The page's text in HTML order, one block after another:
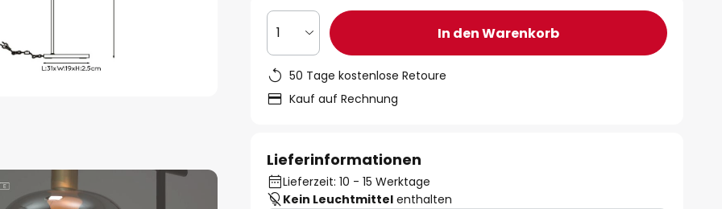
1 In den Warenkorb
50 Tage kostenlose Retoure
Kauf auf Rechnung
Lieferinformationen
Lieferzeit: 10 - 15 Werktage
Kein Leuchtmittel enthalten